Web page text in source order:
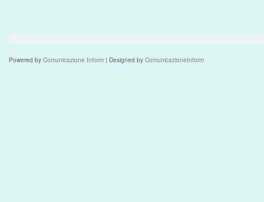
Powered by Comunicazione Inform | Designed by ComunicazioneInform